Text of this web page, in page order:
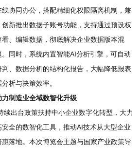
协同办公，搭配精细化权限隔离机制，兼
新推出数据子账号功能，支持通过预设权
、编辑数据，彻底解决企业数据版本混
同时，系统内置智能AI分析引擎，可自动
、数据分析的结构化报告，大幅降低报表
析与决策效率。
制造业全域数智化升级
续出台政策扶持中小企业数字化转型，大力
全的数智化工具，推动AI技术从大型企业
落地。本次博览会主题与国家产业政策导